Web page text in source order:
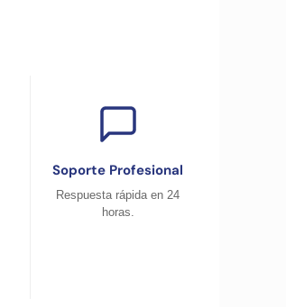
Soporte Profesional
Respuesta rápida en 24
horas.